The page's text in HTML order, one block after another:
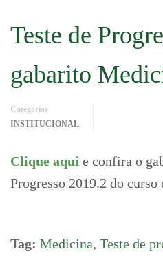
Teste de
gabarito
Categorias
INSTITUCIONAL
Clique aqui e confira o
Progresso 2019.2 do
Tag: Medicina, Teste de